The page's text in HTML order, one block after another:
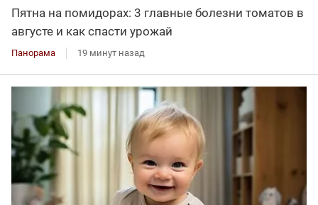
Пятна на помидорах: 3 главные болезни томатов в
августе и как спасти урожай
Панорама 19 минут назад